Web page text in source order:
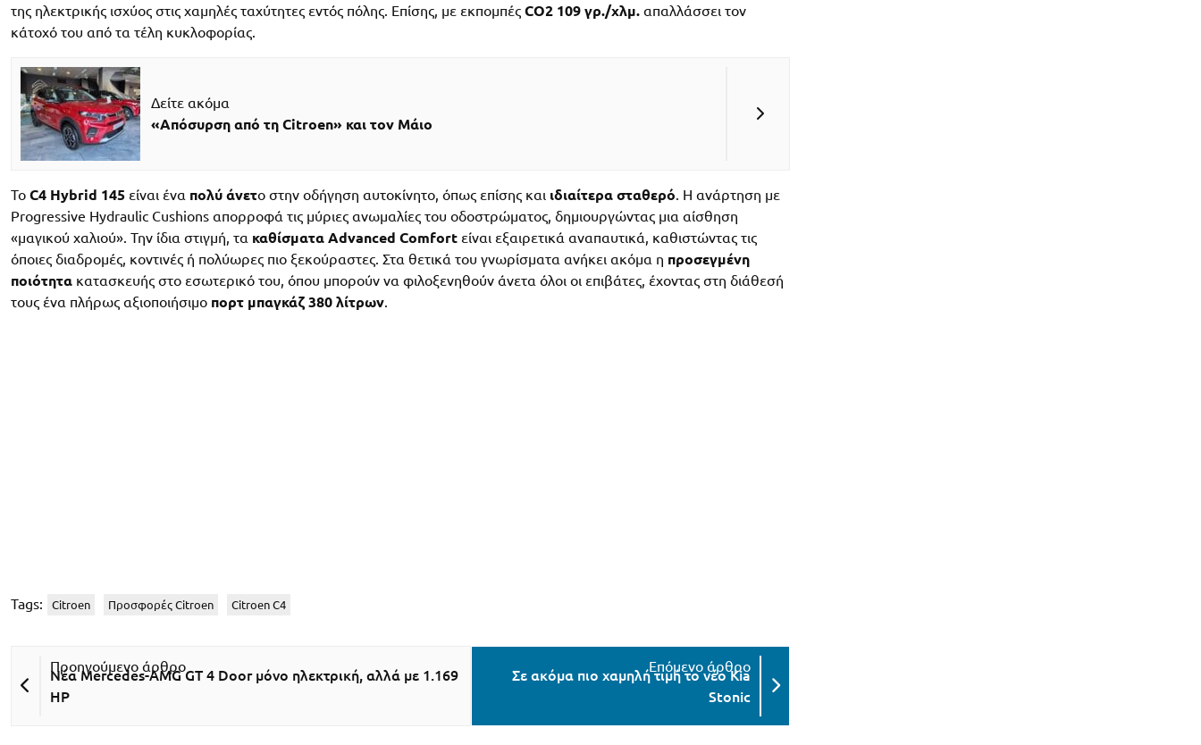
της ηλεκτρικής ισχύος στις χαμηλές ταχύτητες εντός πόλης. Επίσης, με εκπομπές CO2 109 γρ./χλμ. απαλλάσσει τον
κάτοχό του από τα τέλη κυκλοφορίας.
Δείτε ακόμα
«Απόσυρση από τη Citroen» και τον Μάιο
Το C4 Hybrid 145 είναι ένα πολύ άνετο στην οδήγηση αυτοκίνητο, όπως επίσης και ιδιαίτερα σταθερό. H ανάρτηση με
Progressive Hydraulic Cushions απορροφά τις μύριες ανωμαλίες του οδοστρώματος, δημιουργώντας μια αίσθηση
«μαγικού χαλιού». Την ίδια στιγμή, τα καθίσματα Advanced Comfort είναι εξαιρετικά αναπαυτικά, καθιστώντας τις
όποιες διαδρομές, κοντινές ή πολύωρες πιο ξεκούραστες. Στα θετικά του γνωρίσματα ανήκει ακόμα η προσεγμένη
ποιότητα κατασκευής στο εσωτερικό του, όπου μπορούν να φιλοξενηθούν άνετα όλοι οι επιβάτες, έχοντας στη διάθεσή
τους ένα πλήρως αξιοποιήσιμο πορτ μπαγκάζ 380 λίτρων.
Tags: Citroen Προσφορές Citroen Citroen C4
Νέα Mercedes-AMG GT 4 Door μόνο ηλεκτρική, αλλά με 1.169
HP
Σε ακόμα πιο χαμηλή τιμή το νέο Kia
Stonic